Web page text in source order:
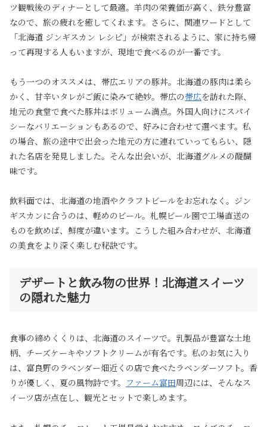
ツ観戦後のディナーとして最適。羊肉の栄養価が高く、鉄分豊富
なので、旅の疲れを癒してくれます。さらに、関連ワードとして
「北海道 ジンギスカン レシピ」が検索されるように、家に持ち帰
って再現する人もいますが、現地で食べるのが一番です。
もう一つのオススメは、帯広エリアの豚丼。北海道の豚肉は柔ら
かく、甘辛いタレがご飯に染みて絶妙。帯広の帯広を訪れた際、
地元の食堂で食べた豚丼はボリューム満点。外国人向けにスパイ
シーなバリエーションもあるので、好みに合わせて選べます。私
の場合、旅の途中で出会った地元の方に連れていってもらい、隠
れた名店を発見しました。そんな出会いが、北海道グルメの醍醐
味です。
飲料面では、北海道の地酒やクラフトビールをお忘れなく。ジン
ギスカンに合うのは、軽めのビール。札幌ビール園で工場直送の
ものを飲めば、鮮度が違います。こうした組み合わせが、北海道
の美食をより深く楽しむ秘訣です。
デザートと飲み物の世界！北海道スイーツ
の隠れた魅力
食事の締めくくりは、北海道のスイーツで。乳製品が豊富な土地
柄、チーズケーキやソフトクリームが有名です。私のお気に入り
は、富良野のラベンダー畑近くの店で食べたラベンダーソフト。香
りが優しく、夏の風物詩です。 ファーム富田周辺には、そんなス
イーツ店が点在し、観光とセットで楽しめます。